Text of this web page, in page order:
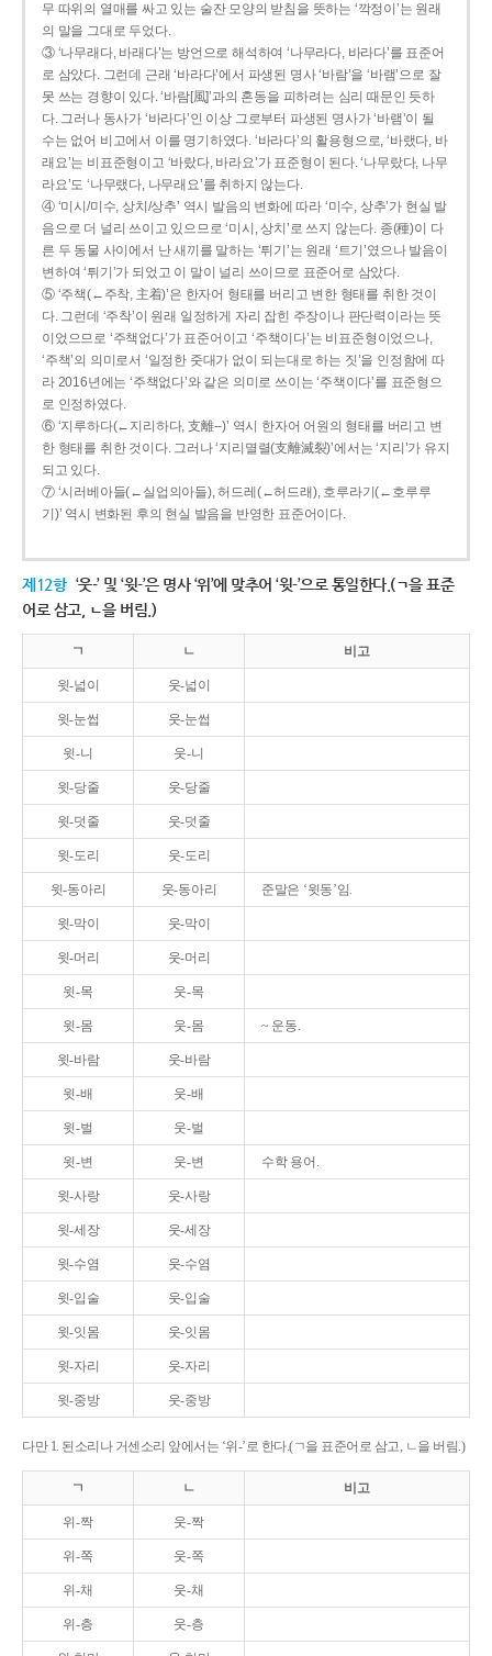
무 따위의 열매를 싸고 있는 술잔 모양의 받침을 뜻하는 ‘깍정이’는 원래
의 말을 그대로 두었다.
③ ‘나무래다, 바래다’는 방언으로 해석하여 ‘나무라다, 바라다’를 표준어
로 삼았다. 그런데 근래 ‘바라다’에서 파생된 명사 ‘바람’을 ‘바램’으로 잘
못 쓰는 경향이 있다. ‘바람[風]’과의 혼동을 피하려는 심리 때문인 듯하
다. 그러나 동사가 ‘바라다’인 이상 그로부터 파생된 명사가 ‘바램’이 될
수는 없어 비고에서 이를 명기하였다. ‘바라다’의 활용형으로, ‘바랬다, 바
래요’는 비표준형이고 ‘바랐다, 바라요’가 표준형이 된다. ‘나무랐다, 나무
라요’도 ‘나무랬다, 나무래요’를 취하지 않는다.
④ ‘미시/미수, 상치/상추’ 역시 발음의 변화에 따라 ‘미수, 상추’가 현실 발
음으로 더 널리 쓰이고 있으므로 ‘미시, 상치’로 쓰지 않는다. 종(種)이 다
른 두 동물 사이에서 난 새끼를 말하는 ‘튀기’는 원래 ‘트기’였으나 발음이
변하여 ‘튀기’가 되었고 이 말이 널리 쓰이므로 표준어로 삼았다.
⑤ ‘주책(←주착, 主着)’은 한자어 형태를 버리고 변한 형태를 취한 것이
다. 그런데 ‘주착’이 원래 일정하게 자리 잡힌 주장이나 판단력이라는 뜻
이었으므로 ‘주책없다’가 표준어이고 ‘주책이다’는 비표준형이었으나,
‘주책’의 의미로서 ‘일정한 줏대가 없이 되는대로 하는 짓’을 인정함에 따
라 2016년에는 ‘주책없다’와 같은 의미로 쓰이는 ‘주책이다’를 표준형으
로 인정하였다.
⑥ ‘지루하다(←지리하다, 支離--)’ 역시 한자어 어원의 형태를 버리고 변
한 형태를 취한 것이다. 그러나 ‘지리멸렬(支離滅裂)’에서는 ‘지리’가 유지
되고 있다.
⑦ ‘시러베아들(←실업의아들), 허드레(←허드래), 호루라기(←호루루
기)’ 역시 변화된 후의 현실 발음을 반영한 표준어이다.
제12항 ‘웃-’ 및 ‘윗-’은 명사 ‘위’에 맞추어 ‘윗-’으로 통일한다.(ㄱ을 표준
어로 삼고, ㄴ을 버림.)
ㄱ ㄴ 비고
윗-넓이 웃-넓이
윗-눈썹 웃-눈썹
윗-니 웃-니
윗-당줄 웃-당줄
윗-덧줄 웃-덧줄
윗-도리 웃-도리
윗-동아리 웃-동아리 준말은 ‘윗동’임.
윗-막이 웃-막이
윗-머리 웃-머리
윗-목 웃-목
윗-몸 웃-몸 ~ 운동.
윗-바람 웃-바람
윗-배 웃-배
윗-벌 웃-벌
윗-변 웃-변 수학 용어.
윗-사랑 웃-사랑
윗-세장 웃-세장
윗-수염 웃-수염
윗-입술 웃-입술
윗-잇몸 웃-잇몸
윗-자리 웃-자리
윗-중방 웃-중방
다만 1. 된소리나 거센소리 앞에서는 ‘위-’로 한다.(ㄱ을 표준어로 삼고, ㄴ을 버림.)
ㄱ ㄴ 비고
위-짝 웃-짝
위-쪽 웃-쪽
위-채 웃-채
위-층 웃-층